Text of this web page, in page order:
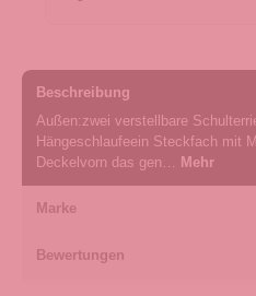
Beschreibung
Außen:zwei verstellbare
Hängeschlaufeein Steckfach mit
Deckelvorn das gen… Mehr
Marke
Bewertungen